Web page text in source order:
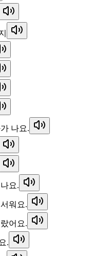
나요.
요.
워요.
어요.
.